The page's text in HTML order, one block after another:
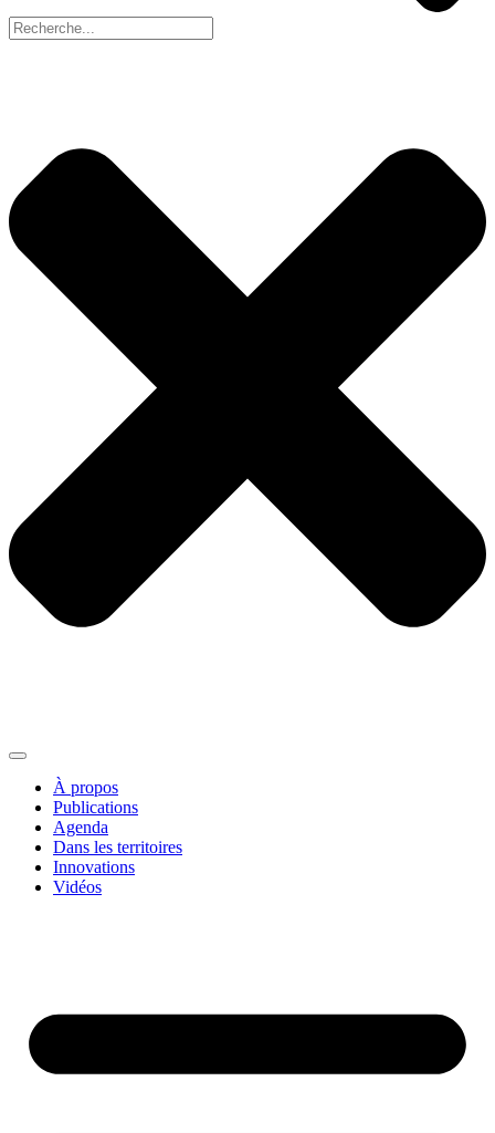
À propos
Publications
Agenda
Dans les territoires
Innovations
Vidéos